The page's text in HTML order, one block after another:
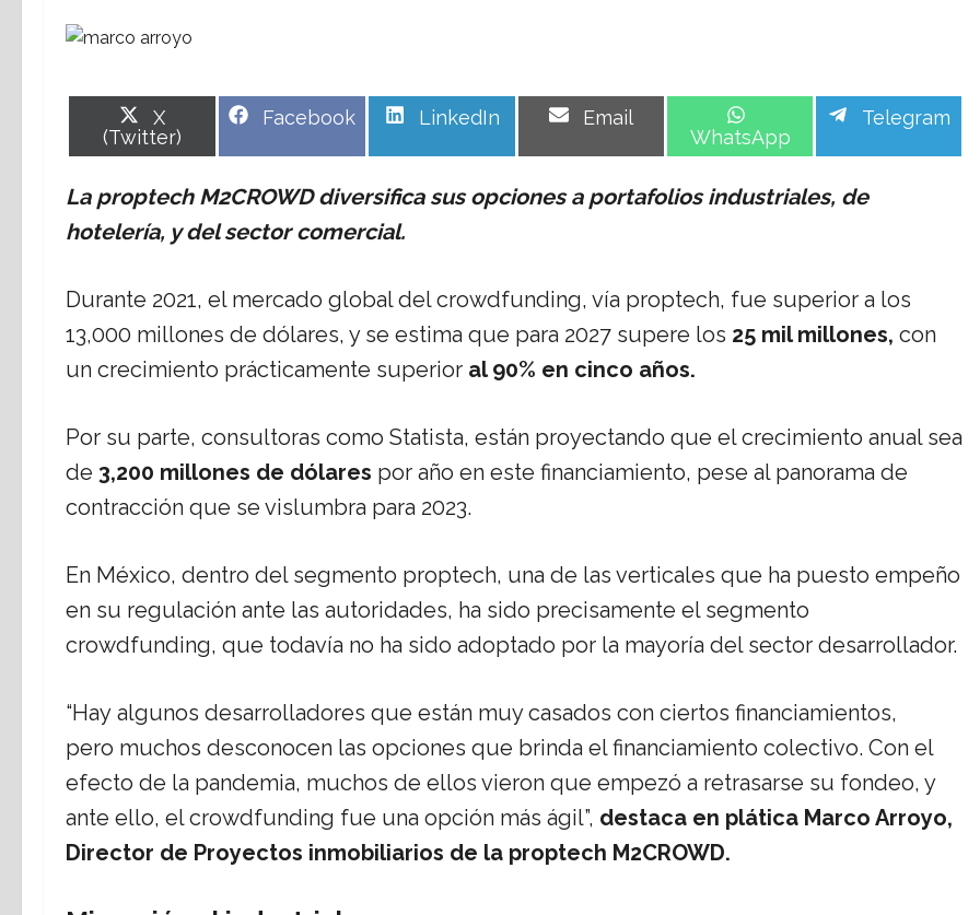
Share
on
X
(Twitter)
Share
Facebook
Share
LinkedIn
Share
Email
on
WhatsApp
Share
Telegram
La proptech M2CROWD diversifica sus opciones a portafolios industriales, de
hotelería, y del sector comercial.
Durante 2021, el mercado global del crowdfunding, vía proptech, fue superior a los
13,000 millones de dólares, y se estima que para 2027 supere los 25 mil millones, con
un crecimiento prácticamente superior al 90% en cinco años.
Por su parte, consultoras como Statista, están proyectando que el crecimiento anual sea
de 3,200 millones de dólares por año en este financiamiento, pese al panorama de
contracción que se vislumbra para 2023.
En México, dentro del segmento proptech, una de las verticales que ha puesto empeño
en su regulación ante las autoridades, ha sido precisamente el segmento
crowdfunding, que todavía no ha sido adoptado por la mayoría del sector desarrollador.
“Hay algunos desarrolladores que están muy casados con ciertos financiamientos,
pero muchos desconocen las opciones que brinda el financiamiento colectivo. Con el
efecto de la pandemia, muchos de ellos vieron que empezó a retrasarse su fondeo, y
ante ello, el crowdfunding fue una opción más ágil”, destaca en plática Marco Arroyo,
Director de Proyectos inmobiliarios de la proptech M2CROWD.